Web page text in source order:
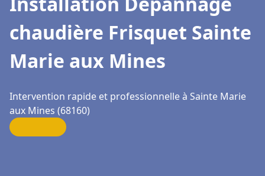
chaudière Frisquet Sainte
Marie aux Mines
Intervention rapide et professionnelle à Sainte Marie
aux Mines (68160)